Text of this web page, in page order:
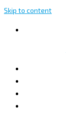
Skip to content